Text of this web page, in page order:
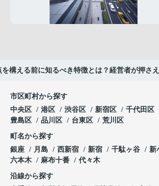
構える前に知るべき特徴とは？経営者が押さ
市区町村から探す
中央区
港区 渋谷区 新宿区 千代田区
豊島区
品川区 台東区 荒川区
町名から探す
銀座
月島 西新宿 新宿 千駄ヶ谷 新
六本木
麻布十番 代々木
沿線から探す